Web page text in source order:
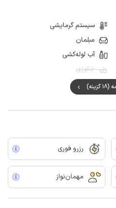
سیستم گرمایشی
مبلمان
آب لوله‌کشی
جکوزی
رزرو فوری
مهمان‌نواز